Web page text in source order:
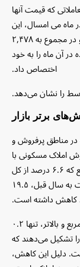
که قیمت آنها
است. در ماه می امسال، این
بخش نسبت به سال قبل ۶۴.۱ درصد افزایش یافت و در مجموع به ۲,۴۷۸
شده در آن ماه را به خود
اختصاص داد.
​​را نشان می‌دهد.
برتر بازار
مناطق پرفروش و
املاک مسکونی با
قیمت بین ۸۱۷ دلار تا ۲,۲۰۰ دلار در هر فوت مربع که ۶.۶ درصد از کل
معاملات در ماه می امسال را تشکیل می‌دهد، نسبت به سال قبل، ۱۹.۵
کاهش داشته است.
۲,۲۰۰ دلار به ازای هر فوت مربع و بالاتر، تنها ۰.۲
تشکیل می‌دهند که
است. دلیل این کاهش،